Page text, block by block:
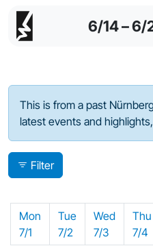
6/14 –
Program - 2024
This is from a past
latest events and highlights,
Filter
Mon
7/1
Tue
7/2
Wed
7/3
Thu
7/4